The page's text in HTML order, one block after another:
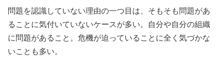
問題を認識していない理由の一つ目は、そもそも問題があ
ることに気付いていないケースが多い。自分や自分の組織
に問題があること。危機が迫っていることに全く気づかな
いことも多い。